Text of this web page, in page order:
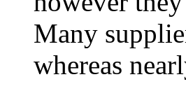
Many
whereas